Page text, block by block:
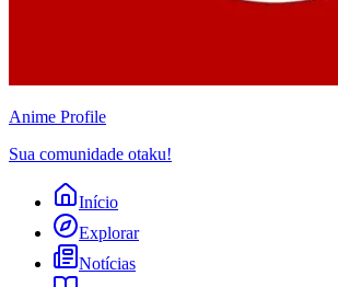
Anime Profile
Sua comunidade otaku!
Início
Explorar
Notícias